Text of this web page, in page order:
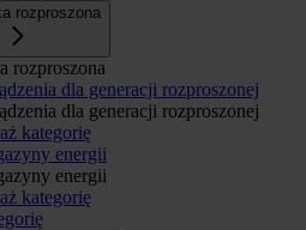
rozproszona
rozproszona
dla generacji rozproszonej
dla generacji rozproszonej
kategorię
energii
energii
kategorię